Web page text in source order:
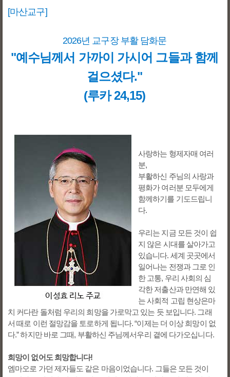
[마산교구]
2026년 교구장 부활 담화문
"예수님께서 가까이 가시어 그들과 함께
걸으셨다."
(루카 24,15)
사랑하는 형제자매 여러
분,
부활하신 주님의 사랑과
평화가 여러분 모두에게
함께하기를 기도드립니
다.
우리는 지금 모든 것이 쉽
지 않은 시대를 살아가고
있습니다. 세계 곳곳에서
일어나는 전쟁과 그로 인
한 고통, 우리 사회의 심
각한 저출산과 만연해 있
는 사회적 고립 현상은마
치 커다란 돌처럼 우리의 희망을 가로막고 있는 듯 보입니다. 그래
서 때로 이런 절망감을 토로하게 됩니다. “이제는 더 이상 희망이 없
다.” 하지만 바로 그때, 부활하신 주님께서우리 곁에 다가오십니다.
희망이 없어도 희망합니다!
엠마오로 가던 제자들도 같은 마음이었습니다. 그들은 모든 것이